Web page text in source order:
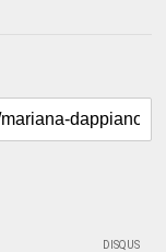
DISQUS